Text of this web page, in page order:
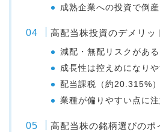
成熟企業への投資で倒
高配当株投資のデメリッ
減配・無配リスクがある
成長性は控えめになり
配当課税（約20.315%
業種が偏りやすい点に
高配当株の銘柄選びのポ